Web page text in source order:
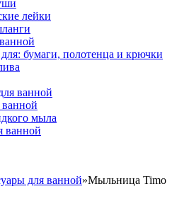
лейки
бумаги, полотенца и крючки
ванной
ванной
мыла
ванной
для ванной»Мыльница Timo